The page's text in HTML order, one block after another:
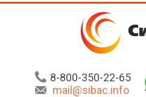
8-800-350-22-65
mail@sibac.info